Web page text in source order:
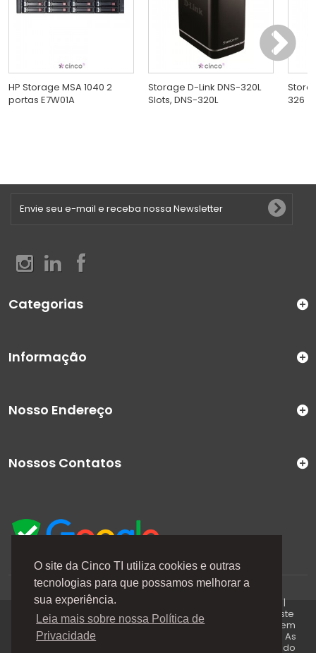
O site da Cinco TI utiliza cookies e outras
tecnologias para que possamos melhorar a
sua experiência.
Leia mais sobre nossa Política de
Privacidade
HP Storage MSA 1040 2
portas E7W01A
Storage D-Link DNS-320L
Slots, DNS-320L
326
Categorias
Informação
A Cinco TI (5TI) é uma marca registrada de CINCO TI
COMERCIO E SERVICOS LTDA | CNPJ: 08.307.867/0001-04 |
Todos os direitos reservados. Os preços anunciados neste
site ou via e-mails promocionais podem ser alterados sem
prévio aviso. A 5TI não é responsável por erros descritos. As
fotos contidas nessa página são meramente ilustrativas do
Nosso Endereço
Nossos Contatos